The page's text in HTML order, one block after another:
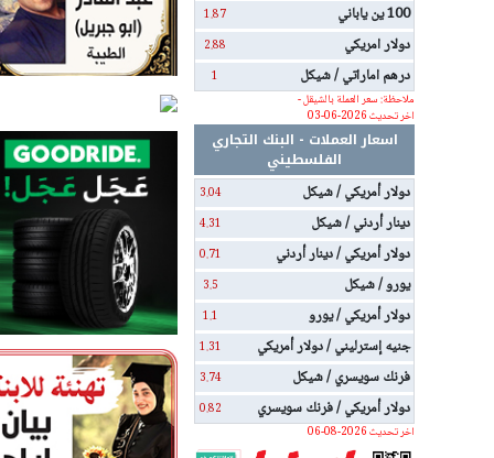
100 ين ياباني 1.87
دولار امريكي 2.88
درهم اماراتي / شيكل
1
ملاحظة: سعر العملة بالشيقل -
اخر تحديث 2026-06-03
اسعار العملات - البنك التجاري
الفلسطيني
دولار أمريكي / شيكل
3.04
دينار أردني / شيكل 4.31
دولار أمريكي / دينار أردني 0.71
يورو / شيكل 3.5
دولار أمريكي / يورو 1.1
جنيه إسترليني / دولار أمريكي 1.31
فرنك سويسري / شيكل 3.74
دولار أمريكي / فرنك سويسري
0.82
اخر تحديث 2026-08-06